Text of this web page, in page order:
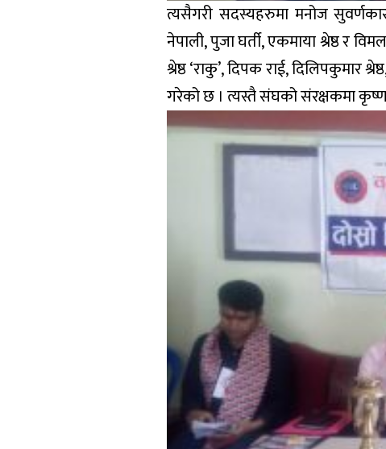
त्यसैगरी सदस्यहरुमा मनोज
नेपाली, पुजा घर्ती, एकमाया श्रेष्ठ र
श्रेष्ठ ‘राकु’, दिपक राई, दिलिपकुमार
गरेको छ । त्यस्तै संघको संरक्षकमा